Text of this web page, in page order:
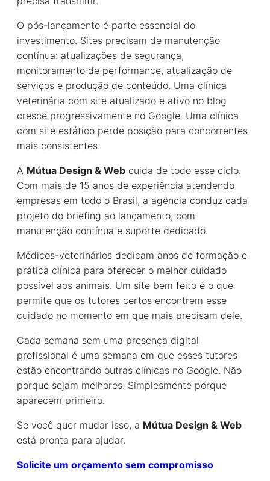
O pós-lançamento é parte essencial do
investimento. Sites precisam de manutenção
contínua: atualizações de segurança,
monitoramento de performance, atualização de
serviços e produção de conteúdo. Uma clínica
veterinária com site atualizado e ativo no blog
cresce progressivamente no Google. Uma clínica
com site estático perde posição para concorrentes
mais consistentes.
A Mútua Design & Web cuida de todo esse ciclo.
Com mais de 15 anos de experiência atendendo
empresas em todo o Brasil, a agência conduz cada
projeto do briefing ao lançamento, com
manutenção contínua e suporte dedicado.
Médicos-veterinários dedicam anos de formação e
prática clínica para oferecer o melhor cuidado
possível aos animais. Um site bem feito é o que
permite que os tutores certos encontrem esse
cuidado no momento em que mais precisam dele.
Cada semana sem uma presença digital
profissional é uma semana em que esses tutores
estão encontrando outras clínicas no Google. Não
porque sejam melhores. Simplesmente porque
aparecem primeiro.
Se você quer mudar isso, a Mútua Design & Web
está pronta para ajudar.
Solicite um orçamento sem compromisso